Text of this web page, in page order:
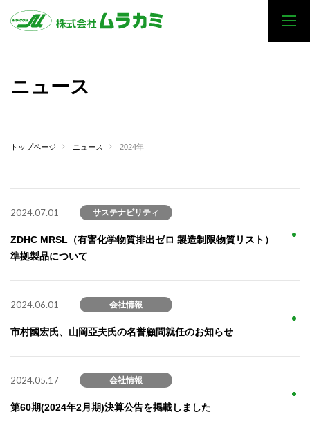
ニュース
トップページ ニュース 2024年
2024.07.01 サステナビリティ
ZDHC MRSL（有害化学物質排出ゼロ 製造制限物質リスト）
準拠製品について
2024.06.01 会社情報
市村國宏氏、山岡亞夫氏の名誉顧問就任のお知らせ
2024.05.17 会社情報
第60期(2024年2月期)決算公告を掲載しました